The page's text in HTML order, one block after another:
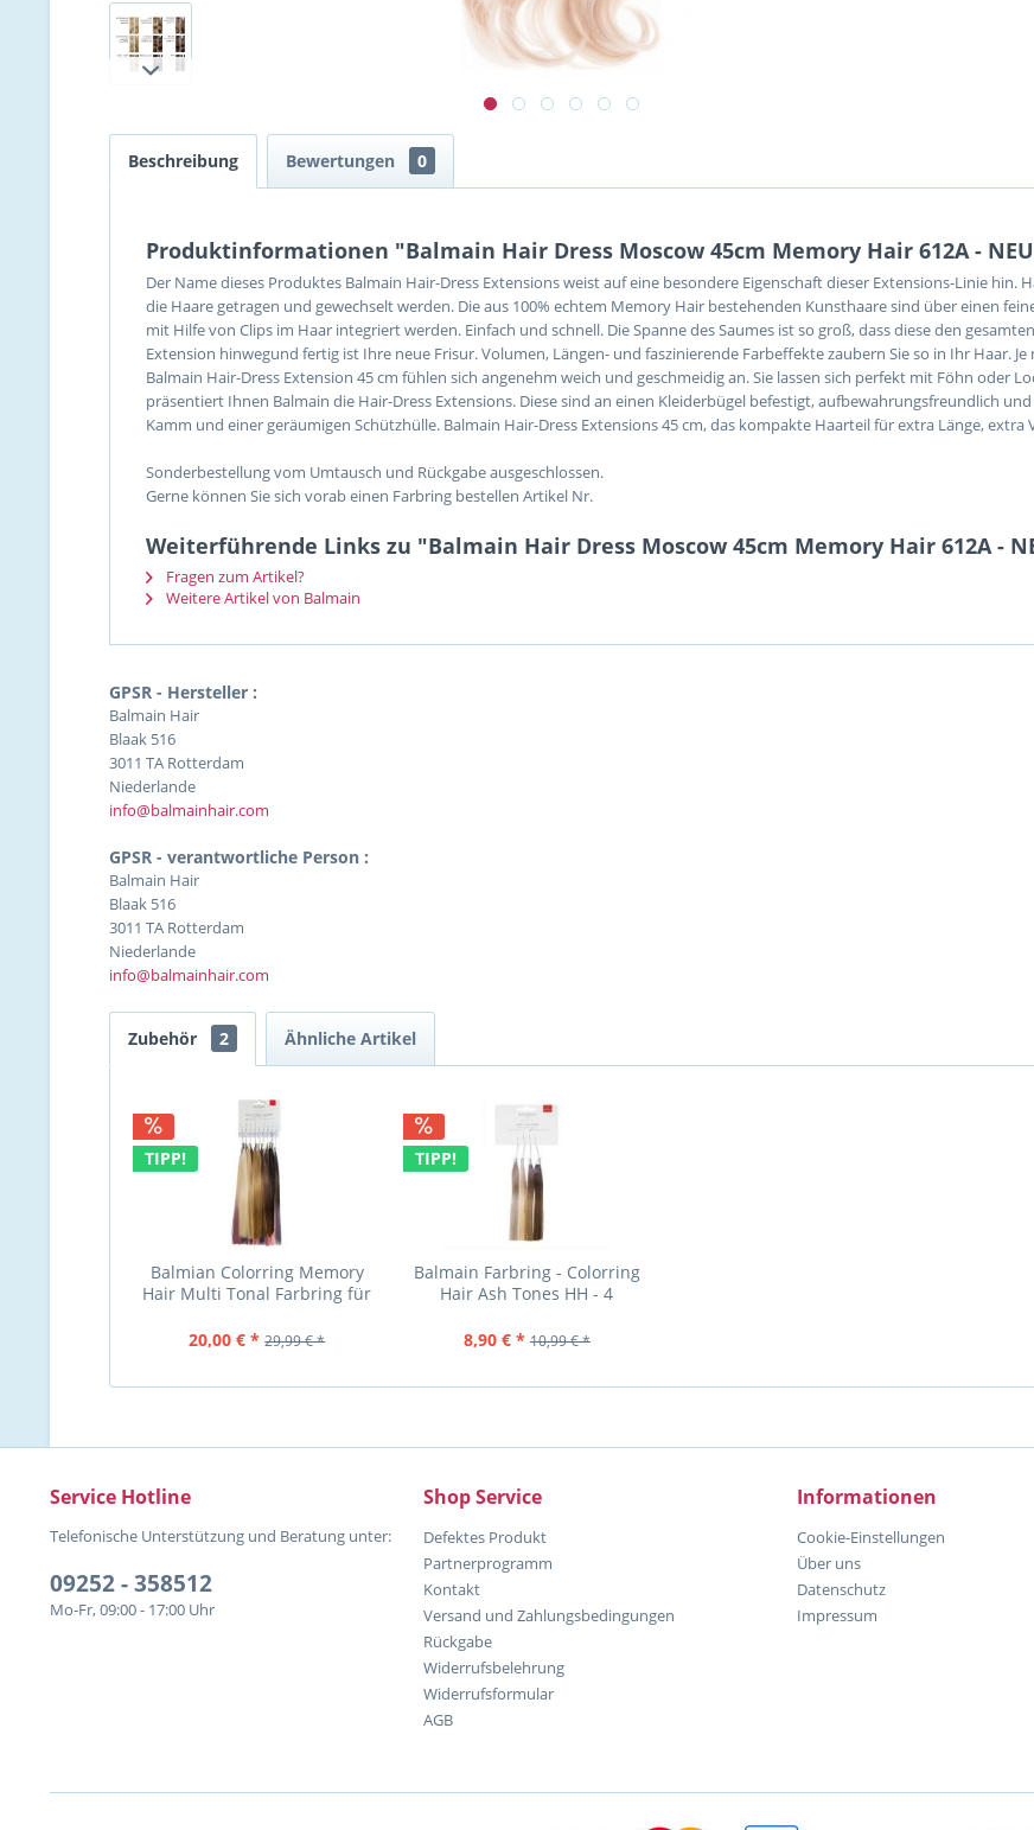
Beschreibung Bewertungen 0
Produktinformationen "Balmain Hair Dress Moscow 45cm Memory Hair 612A -
Der Name dieses Produktes Balmain Hair-Dress Extensions weist auf eine besondere Eigenschaft dieser Extensions-Linie hin.
die Haare getragen und gewechselt werden. Die aus 100% echtem Memory Hair bestehenden Kunsthaare sind über einen
mit Hilfe von Clips im Haar integriert werden. Einfach und schnell. Die Spanne des Saumes ist so groß, dass diese den
Extension hinwegund fertig ist Ihre neue Frisur. Volumen, Längen- und faszinierende Farbeffekte zaubern Sie so in Ihr Haar.
Balmain Hair-Dress Extension 45 cm fühlen sich angenehm weich und geschmeidig an. Sie lassen sich perfekt mit Föhn oder
präsentiert Ihnen Balmain die Hair-Dress Extensions. Diese sind an einen Kleiderbügel befestigt, aufbewahrungsfreundlich
Kamm und einer geräumigen Schützhülle. Balmain Hair-Dress Extensions 45 cm, das kompakte Haarteil für extra Länge, extra
Sonderbestellung vom Umtausch und Rückgabe ausgeschlossen.
Gerne können Sie sich vorab einen Farbring bestellen Artikel Nr.
Weiterführende Links zu "Balmain Hair Dress Moscow 45cm Memory Hair 612A -
Fragen zum Artikel?
Weitere Artikel von Balmain
GPSR - Hersteller :
Balmain Hair
Blaak 516
3011 TA Rotterdam
Niederlande
info@balmainhair.com
GPSR - verantwortliche Person :
Balmain Hair
Blaak 516
3011 TA Rotterdam
Niederlande
info@balmainhair.com
Zubehör 2 Ähnliche Artikel
TIPP!
Balmian Colorring Memory
Hair Multi Tonal Farbring für
20,00 € * 29,99 € *
TIPP!
Balmain Farbring - Colorring
Hair Ash Tones HH - 4
8,90 € * 10,99 € *
Service Hotline
Telefonische Unterstützung und Beratung unter:
09252 - 358512
Mo-Fr, 09:00 - 17:00 Uhr
Shop Service
Defektes Produkt
Partnerprogramm
Kontakt
Versand und Zahlungsbedingungen
Rückgabe
Widerrufsbelehrung
Widerrufsformular
AGB
Informationen
Cookie-Einstellungen
Über uns
Datenschutz
Impressum